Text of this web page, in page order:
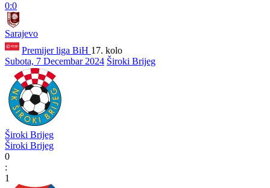
0:0
Sarajevo
Premijer liga BiH 17. kolo
Subota, 7 Decembar 2024 Široki Brijeg
Široki Brijeg
Široki Brijeg
0
:
1